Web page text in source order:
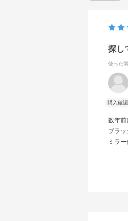
探し
使った
購入確
数年前
ブラ
ミラ